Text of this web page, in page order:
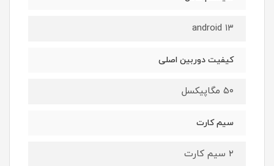
android ۱۳
کیفیت دوربین اصلی
۵۰ مگاپیکسل
سیم کارت
۲ سیم کارت